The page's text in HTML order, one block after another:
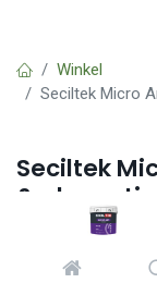
Winkel
Seciltek Micro
Seciltek
& absorptie
(0
Primer voor een